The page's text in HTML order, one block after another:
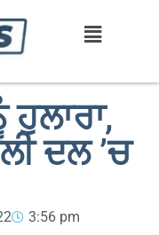
ਦਲ ’ਚ
3:56 pm